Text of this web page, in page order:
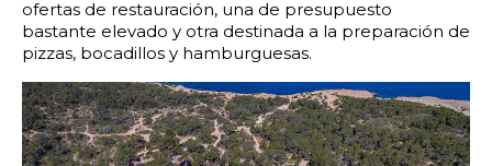
ofertas de restauración, una de presupuesto
bastante elevado y otra destinada a la preparación de
pizzas, bocadillos y hamburguesas.
Promo code:
Reservar